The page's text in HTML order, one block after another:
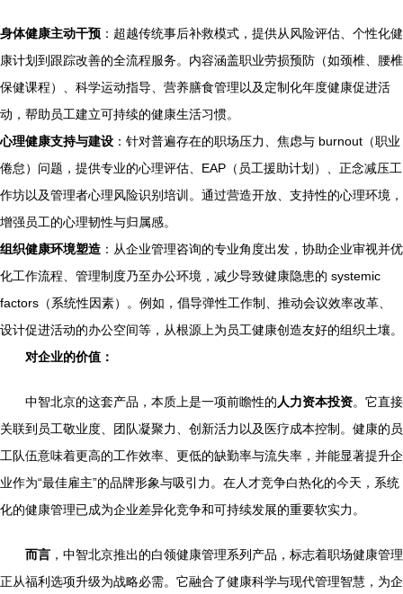
身体健康主动干预 ：超越传统事后补救模式，提供从风险评估、个性化健
康计划到跟踪改善的全流程服务。内容涵盖职业劳损预防（如颈椎、腰椎
保健课程）、科学运动指导、营养膳食管理以及定制化年度健康促进活
动，帮助员工建立可持续的健康生活习惯。
心理健康支持与建设 ：针对普遍存在的职场压力、焦虑与 burnout（职业
倦怠）问题，提供专业的心理评估、EAP（员工援助计划）、正念减压工
作坊以及管理者心理风险识别培训。通过营造开放、支持性的心理环境，
增强员工的心理韧性与归属感。
组织健康环境塑造 ：从企业管理咨询的专业角度出发，协助企业审视并优
化工作流程、管理制度乃至办公环境，减少导致健康隐患的 systemic
factors（系统性因素）。例如，倡导弹性工作制、推动会议效率改革、
设计促进活动的办公空间等，从根源上为员工健康创造友好的组织土壤。
对企业的价值：
中智北京的这套产品，本质上是一项前瞻性的 人力资本投资。它直接
关联到员工敬业度、团队凝聚力、创新活力以及医疗成本控制。健康的员
工队伍意味着更高的工作效率、更低的缺勤率与流失率，并能显著提升企
业作为“最佳雇主”的品牌形象与吸引力。在人才竞争白热化的今天，系统
化的健康管理已成为企业差异化竞争和可持续发展的重要软实力。
而言 ，中智北京推出的白领健康管理系列产品，标志着职场健康管理
正从福利选项升级为战略必需。它融合了健康科学与现代管理智慧，为企